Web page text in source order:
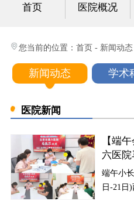
光影纪实
健康科普
联系我们
首页 医院概况
您当前的位置： 首页 - 新闻动态
新闻动态 学术
医院新闻
【端
六医
端午小
日-21日